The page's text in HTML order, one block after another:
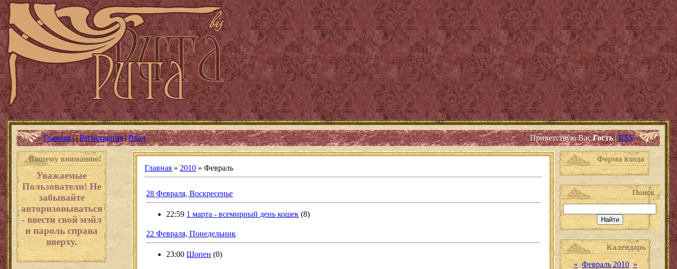
Главная||Регистрация|Вход Приветствую Вас Гость|RSS
Вашему вниманию!
Уважаемые
Пользователи! Не
забывайте
авторизовываться
- ввести свой мэйл
и пароль справа
вверху.
Главная » 2010 » Февраль
28 Февраля, Воскресенье
22:59 1 марта - всемирный день кошек (8)
22 Февраля, Понедельник
23:00 Шопен (0)
Форма входа
Поиск
Календарь
« Февраль 2010 »